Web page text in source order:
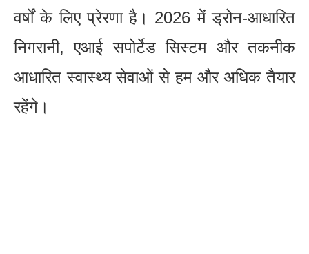
वर्षों के लिए प्रेरणा है। 2026 में ड्रोन-आधारित
निगरानी, एआई सपोर्टेड सिस्टम और तकनीक
आधारित स्वास्थ्य सेवाओं से हम और अधिक तैयार
रहेंगे।